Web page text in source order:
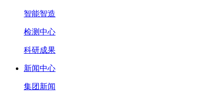
智能智造
检测中心
科研成果
新闻中心
集团新闻